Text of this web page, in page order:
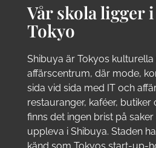
Vår skola ligger
Tokyo
Shibuya är Tokyos
affärscentrum, där mode,
sida vid sida med IT och
restauranger, kaféer, butiker
finns det ingen brist på
uppleva i Shibuya. Staden
känd som Tokyos start-up-